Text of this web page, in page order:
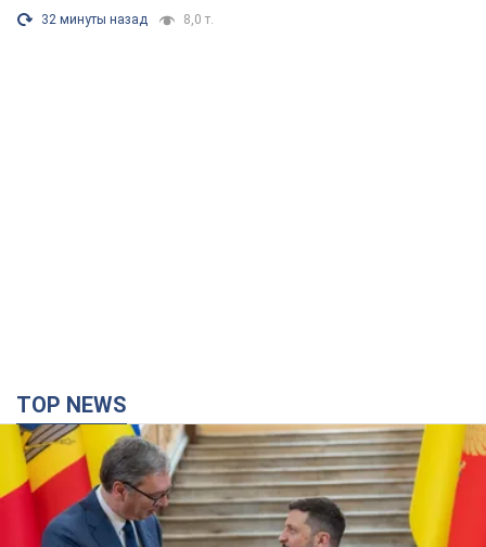
32 минуты назад 8,0 т.
TOP NEWS